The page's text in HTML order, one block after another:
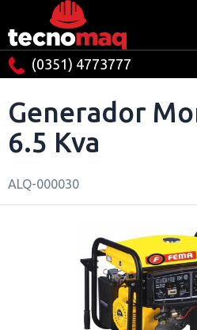
(0351) 4773777
Generador
6.5 Kva
ALQ-000030